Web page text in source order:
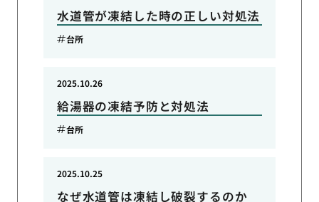
水道管が凍結した時の正しい対処法
台所
給湯器の凍結予防と対処法
2025.10.26
台所
なぜ水道管は凍結し破裂するのか
2025.10.25